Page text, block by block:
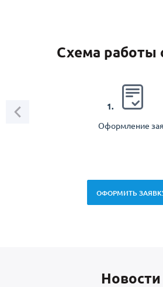
Схема работы
1.
Оформление
ОФОРМИТЬ
Новоcти